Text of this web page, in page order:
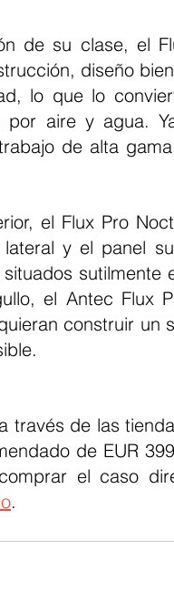
diseño
lo que lo
por aire y agua.
de alta
y el panel
sutilmente
el Antec Flux
construir un
de EUR
el caso
.